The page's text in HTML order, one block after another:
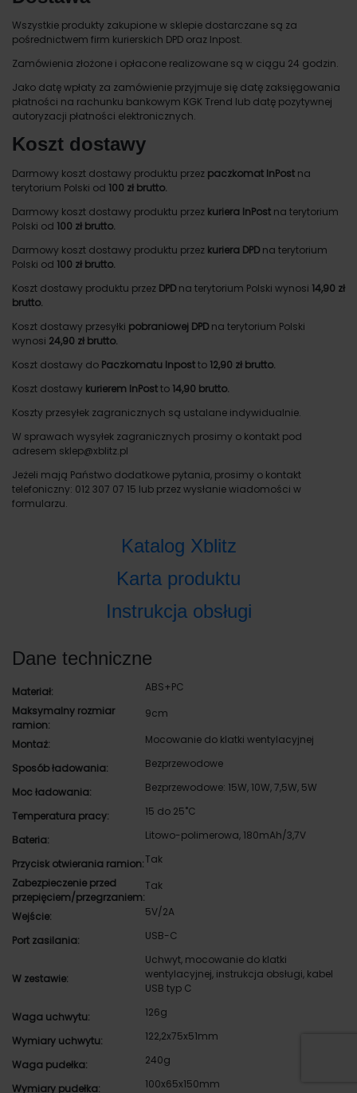
Wszystkie produkty zakupione w sklepie dostarczane są za
pośrednictwem firm kurierskich DPD oraz Inpost.
Zamówienia złożone i opłacone realizowane są w ciągu 24 godzin.
Jako datę wpłaty za zamówienie przyjmuje się datę zaksięgowania
płatności na rachunku bankowym KGK Trend lub datę pozytywnej
autoryzacji płatności elektronicznych.
Koszt dostawy
Darmowy koszt dostawy produktu przez paczkomat InPost na
terytorium Polski od 100 zł brutto.
Darmowy koszt dostawy produktu przez kuriera InPost na terytorium
Polski od 100 zł brutto.
Darmowy koszt dostawy produktu przez kuriera DPDna terytorium
Polski od 100 zł brutto.
Koszt dostawy produktu przez DPDna terytorium Polski wynosi 14,90 zł
brutto.
Koszt dostawy przesyłki pobraniowej DPDna terytorium Polski
wynosi 24,90 zł brutto.
Koszt dostawy do Paczkomatu Inpostto 12,90 zł brutto.
Koszt dostawy kurierem InPostto 14,90 brutto.
Koszty przesyłek zagranicznych są ustalane indywidualnie.
W sprawach wysyłek zagranicznych prosimy o kontakt pod
adresem sklep@xblitz.pl
Jeżeli mają Państwo dodatkowe pytania, prosimy o kontakt
telefoniczny: 012 307 07 15 lub przez wysłanie wiadomości w
formularzu.
Katalog Xblitz
Karta produktu
Instrukcja obsługi
Dane techniczne
Materiał:
ABS+PC
Maksymalny rozmiar
ramion:
9cm
Montaż: Mocowanie do klatki wentylacyjnej
Sposób ładowania: Bezprzewodowe
Moc ładowania: Bezprzewodowe: 15W, 10W, 7,5W, 5W
Temperatura pracy: 15 do 25˚C
Bateria: Litowo-polimerowa, 180mAh/3,7V
Przycisk otwierania ramion:Tak
Zabezpieczenie przed
przepięciem/przegrzaniem:
Tak
Wejście: 5V/2A
Port zasilania: USB-C
W zestawie:
Uchwyt, mocowanie do klatki
wentylacyjnej, instrukcja obsługi, kabel
USB typ C
Waga uchwytu: 126g
Wymiary uchwytu: 122,2x75x51mm
Waga pudełka: 240g
Wymiary pudełka: 100x65x150mm